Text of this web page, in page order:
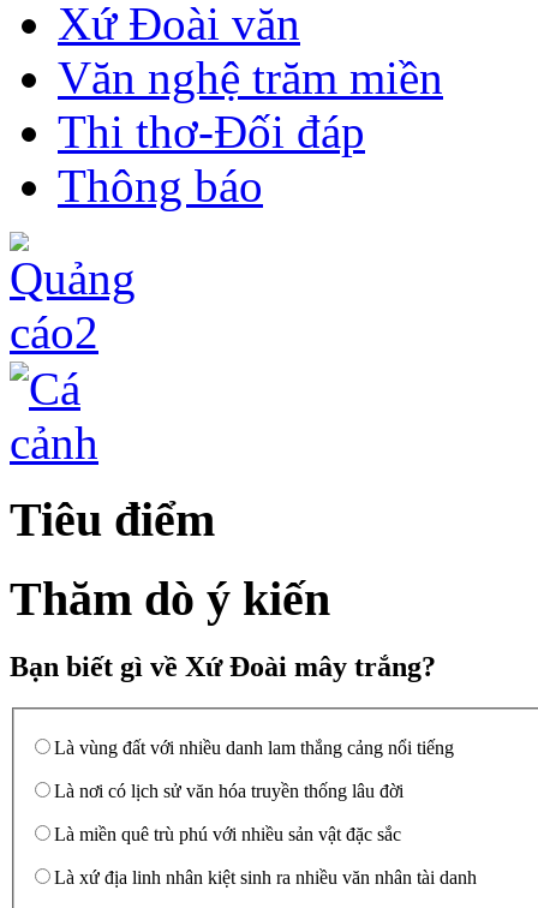
Xứ Đoài văn
Văn nghệ trăm miền
Thi thơ-Đối đáp
Thông báo
Tiêu điểm
Thăm dò ý kiến
Bạn biết gì về Xứ Đoài mây trắng?
Là vùng đất với nhiều danh lam thắng cảng nổi tiếng
Là nơi có lịch sử văn hóa truyền thống lâu đời
Là miền quê trù phú với nhiều sản vật đặc sắc
Là xứ địa linh nhân kiệt sinh ra nhiều văn nhân tài danh